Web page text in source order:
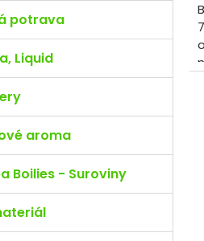
potrava
Liquid
aroma
Boilies - Suroviny